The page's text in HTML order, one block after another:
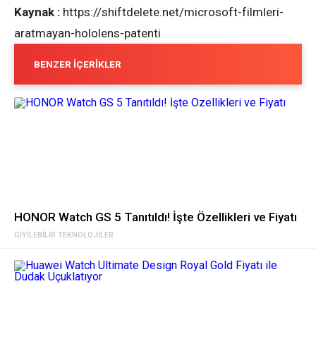
Kaynak : https://shiftdelete.net/microsoft-filmleri-
aratmayan-hololens-patenti
BENZER İÇERIKLER
GIYILEBILIR TEKNOLOJILER
HONOR Watch GS 5 Tanıtıldı! İşte Özellikleri ve Fiyatı